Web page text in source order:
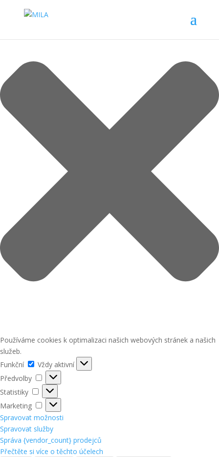
Používáme cookies k optimalizaci našich webových stránek a našich
služeb.
Funkční
Funkční
Vždy aktivní
Předvolby
Předvolby
Statistiky
Statistiky
Marketing
Marketing
Spravovat možnosti
Spravovat služby
Správa {vendor_count} prodejců
Přečtěte si více o těchto účelech